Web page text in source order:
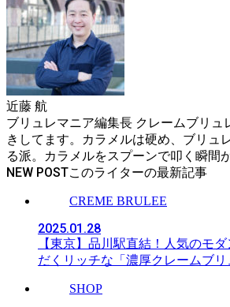
近藤 航
ブリュレマニア編集長 クレームブリュ
きしてます。カラメルは硬め、ブリュ
る派。カラメルをスプーンで叩く瞬間
NEW POST
CREME BRULEE
2025.01.28
【東京】品川駅直結！人気のモ
だくリッチな「濃厚クレームブリ
SHOP